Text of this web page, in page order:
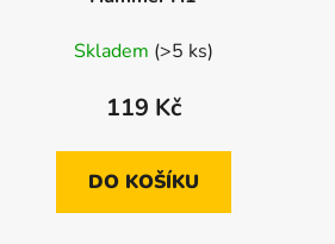
Skladem (>5 ks)
119 Kč
DO KOŠÍKU